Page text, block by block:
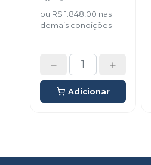
ou R$ 1.848,00 nas
demais condições
Adicionar